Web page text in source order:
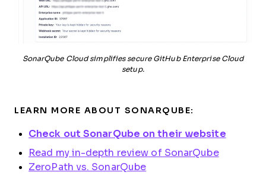
SonarQube Cloud simplifies secure GitHub Enterprise Cloud
setup.
LEARN MORE ABOUT SONARQUBE:
Check out SonarQube on their website
Read my in-depth review of SonarQube
ZeroPath vs. SonarQube